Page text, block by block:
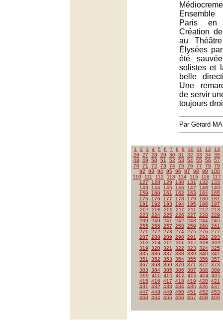
Paris en
Création
au
Élysées
été
solistes et
belle
Une
de servir
toujours
Par Gérard
1 2 3 4 5 6 7 8 9 10 11 12
13
26
27 28 29 30 31 32 33 34 35
48
49 50 51 52 53 54 55 56
57
70 71 72 73 74 75 76 77 78
79
92
93 94 95 96 97 98 99
100
110
111 112 113 114 115 116
117
127
128 129 130 131 132
133
143
144 145 146 147 148
149
159
160 161 162 163 164
165
175
176 177 178 179 180
181
191
192 193 194 195 196
197
207
208 209 210 211 212
213
223
224 225 226 227 228
229
239
240 241 242 243 244 245
255
256 257 258 259 260 261
271
272 273 274 275 276
277
287
288 289 290 291 292
293
303
304 305 306 307 308
309
319
320 321 322 323 324 325
335
336 337 338 339 340 341
351
352 353 354 355 356
357
367
368 369 370 371 372
373
383
384 385 386 387 388
389
399
400 401 402 403 404 405
415
416 417 418 419 420 421
431
432 433 434 435 436
437
447
448 449 450 451 452
453
463
464 465 466 467 468 469